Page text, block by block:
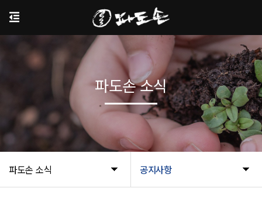
파도손 소식 공지사항
파도손 소식